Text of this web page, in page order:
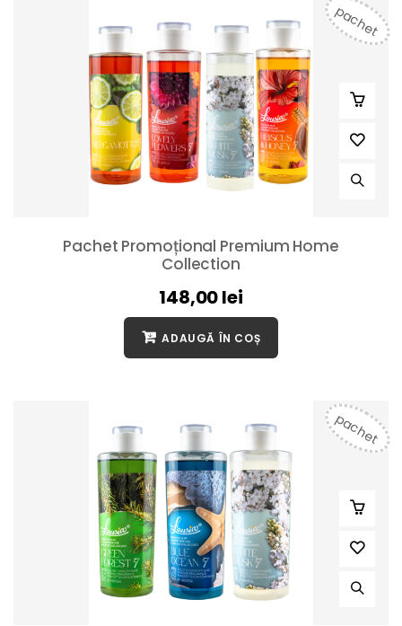
pachet
Pachet Promoțional Premium Home
Collection
148,00lei
ADAUGĂ ÎN COȘ
pachet